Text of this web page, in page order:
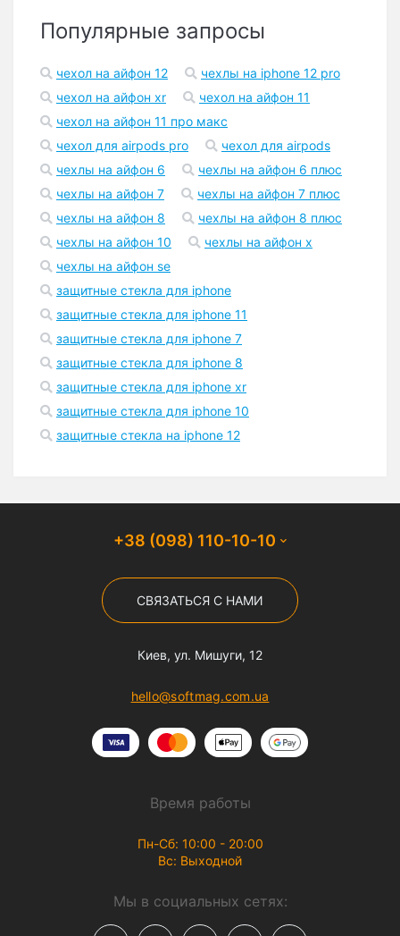
Популярные запросы
чехол на айфон 12
чехлы на iphone 12 pro
чехол на айфон xr
чехол на айфон 11
чехол на айфон 11 про макс
чехол для airpods pro
чехол для airpods
чехлы на айфон 6
чехлы на айфон 6 плюс
чехлы на айфон 7
чехлы на айфон 7 плюс
чехлы на айфон 8
чехлы на айфон 8 плюс
чехлы на айфон 10
чехлы на айфон x
чехлы на айфон se
защитные стекла для iphone
защитные стекла для iphone 11
защитные стекла для iphone 7
защитные стекла для iphone 8
защитные стекла для iphone xr
защитные стекла для iphone 10
защитные стекла на iphone 12
+38 (098) 110-10-10
СВЯЗАТЬСЯ С НАМИ
Киев, ул. Мишуги, 12
hello@softmag.com.ua
Время работы
Пн-Сб: 10:00 - 20:00
Вс: Выходной
Мы в социальных сетях: